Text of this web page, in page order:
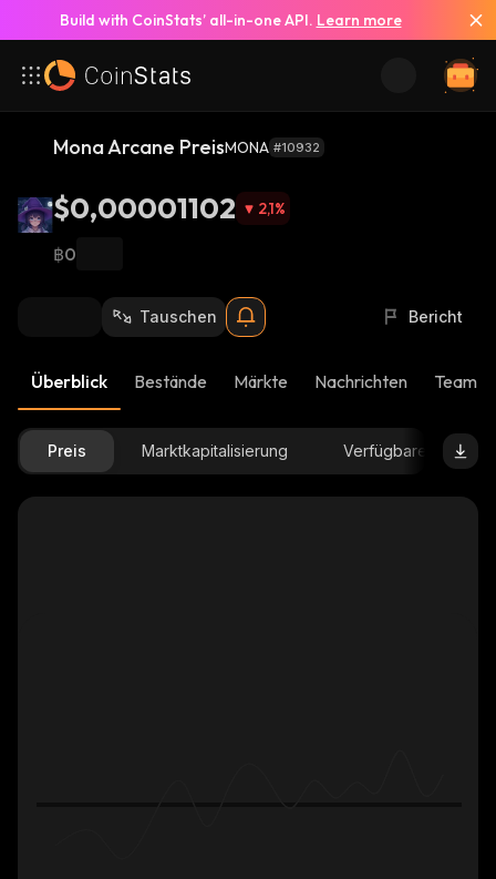
Build with CoinStats’ all-in-one API. Learn more
Mona Arcane PreisMONA #10932
$0,00001102 2,1%
฿0
Tauschen Bericht
Überblick Bestände Märkte Nachrichten Team-
Preis Marktkapitalisierung Verfügbare Menge